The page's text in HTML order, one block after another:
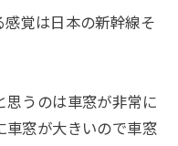
感覚は日本の新幹線そ
思うのは車窓が非常に
車窓が大きいので車窓